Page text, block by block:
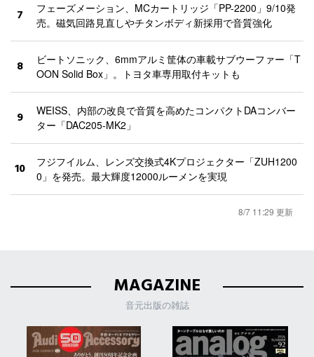
7
フェーズメーション、MCカートリッジ「PP-2200」9/10発
売。磁気回路見直しやチタンボディ新採用で音質強化
8
ビートソニック、6mmアルミ筐体の車載サブウーファー「T
OON Solid Box」。トヨタ車専用取付キットも
9
WEISS、内部の改良で音質を高めたコンパクトDAコンバー
ター「DAC205-MK2」
10
フジフイルム、レンズ交換式4Kプロジェクター「ZUH1200
0」を発売。最大輝度12000ルーメンを実現
8/7 11:29 更新
MAGAZINE
音元出版の雑誌